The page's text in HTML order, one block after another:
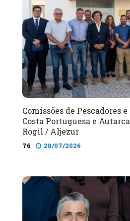
Comissões de Pescadores
Costa Portuguesa e
Rogil / Aljezur
76 28/07/2026